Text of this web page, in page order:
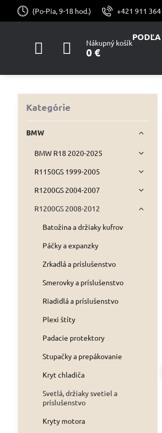
(Po-Pia, 9-18 hod.) +421 911
Nákupný košík
0 €
Kategórie
BMW
BMW R18 2020-2025
R1150GS 1999-2005
R1200GS 2004-2007
R1200GS 2008-2012
Batožina a držiaky kufrov
Páčky a expanzky
Zrkadlá a príslušenstvo
Smerovky a príslušenstvo
Riadidlá a príslušenstvo
Plexi štíty
Padacie protektory
Stupačky a prepákovanie
Kryt chladiča
Svetlá, držiaky svetiel a
príslušenstvo
Kryty motora